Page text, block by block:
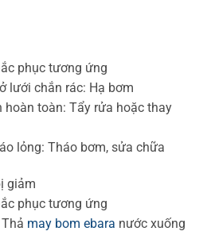
phục tương ứng
lưới chắn rác: Hạ bơm
toàn: Tẩy rửa hoặc thay
lỏng: Tháo bơm, sửa chữa
giảm
phục tương ứng
may bom ebara nước xuống